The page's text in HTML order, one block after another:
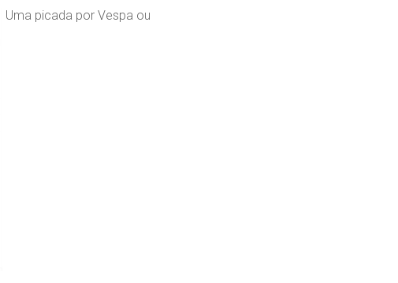
Uma picada por Vespa ou